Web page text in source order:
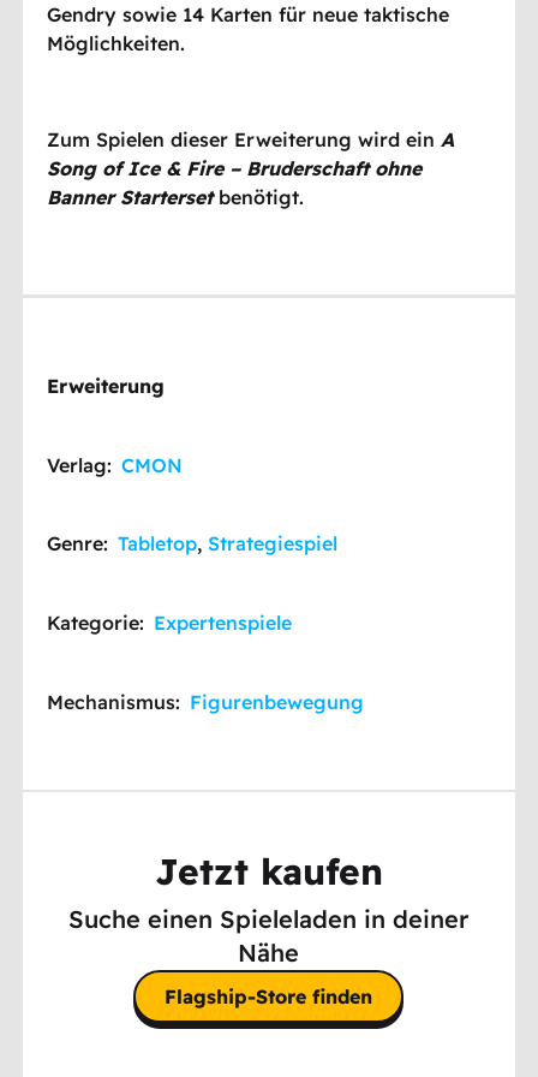
Gendry sowie 14 Karten für neue taktische
Möglichkeiten.
Zum Spielen dieser Erweiterung wird einA
Song of Ice & Fire – Bruderschaft ohne
Banner Startersetbenötigt.
Erweiterung
Verlag: CMON
Genre: Tabletop, Strategiespiel
Kategorie: Expertenspiele
Mechanismus: Figurenbewegung
Jetzt kaufen
Suche einen Spieleladen in deiner
Nähe
Flagship-Store finden